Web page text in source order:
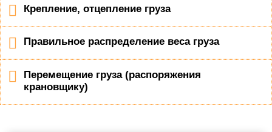
Крепление, отцепление груза
Правильное распределение веса груза
Перемещение груза (распоряжения
крановщику)